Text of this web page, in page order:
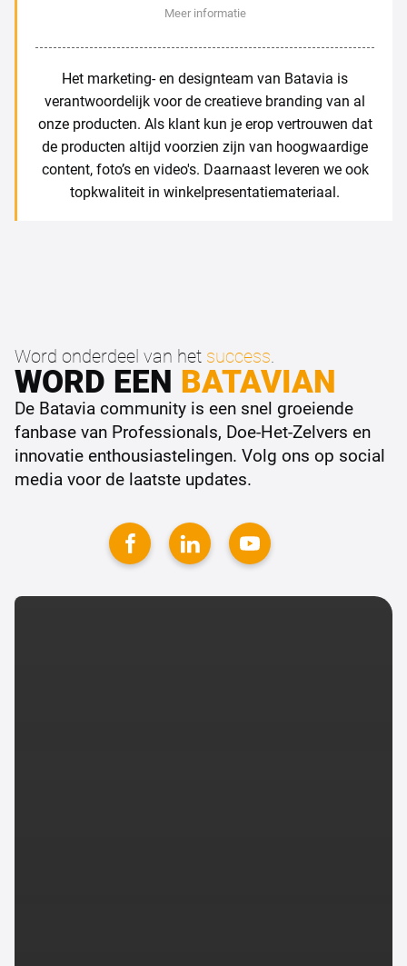
Meer informatie
Het marketing- en designteam van Batavia is
verantwoordelijk voor de creatieve branding van al
onze producten. Als klant kun je erop vertrouwen dat
de producten altijd voorzien zijn van hoogwaardige
content, foto’s en video's. Daarnaast leveren we ook
topkwaliteit in winkelpresentatiemateriaal.
Word onderdeel van het success
WORD EEN BATAVIAN
De Batavia community is een snel groeiende
fanbase van Professionals, Doe-Het-Zelvers en
innovatie enthousiastelingen. Volg ons op social
media voor de laatste updates.